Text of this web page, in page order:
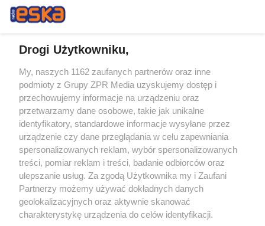
Żaden utwór zamieszczony w serwisie nie może być powielany i
rozpowszechniany lub dalej rozpowszechniany w jakikolwiek sposób (w
tym także elektroniczny lub mechaniczny) na jakimkolwiek polu
eksploatacji w jakiejkolwiek formie, włącznie z umieszczaniem w
Internecie bez pisemnej zgody właściciela praw. Jakiekolwiek użycie lub
wykorzystanie utworów w całości lub w części z naruszeniem prawa,
tzn. bez właściwej zgody, jest zabronione pod groźbą kary i może być
ścigane prawnie.
Drogi Użytkowniku,
My, naszych 1162 zaufanych partnerów oraz inne
podmioty z Grupy ZPR Media uzyskujemy dostęp i
przechowujemy informacje na urządzeniu oraz
przetwarzamy dane osobowe, takie jak unikalne
identyfikatory, standardowe informacje wysyłane przez
urządzenie czy dane przeglądania w celu zapewniania
spersonalizowanych reklam, wybór spersonalizowanych
treści, pomiar reklam i treści, badanie odbiorców oraz
ulepszanie usług. Za zgodą Użytkownika my i Zaufani
Partnerzy możemy używać dokładnych danych
geolokalizacyjnych oraz aktywnie skanować
charakterystykę urządzenia do celów identyfikacji.